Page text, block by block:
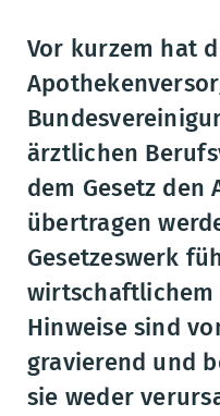
Vor kurzem hat
ärztlichen
dem Gesetz
übertragen
Gesetzeswerk
wirtschaftlichem
Hinweise sind
gravierend und
sie weder